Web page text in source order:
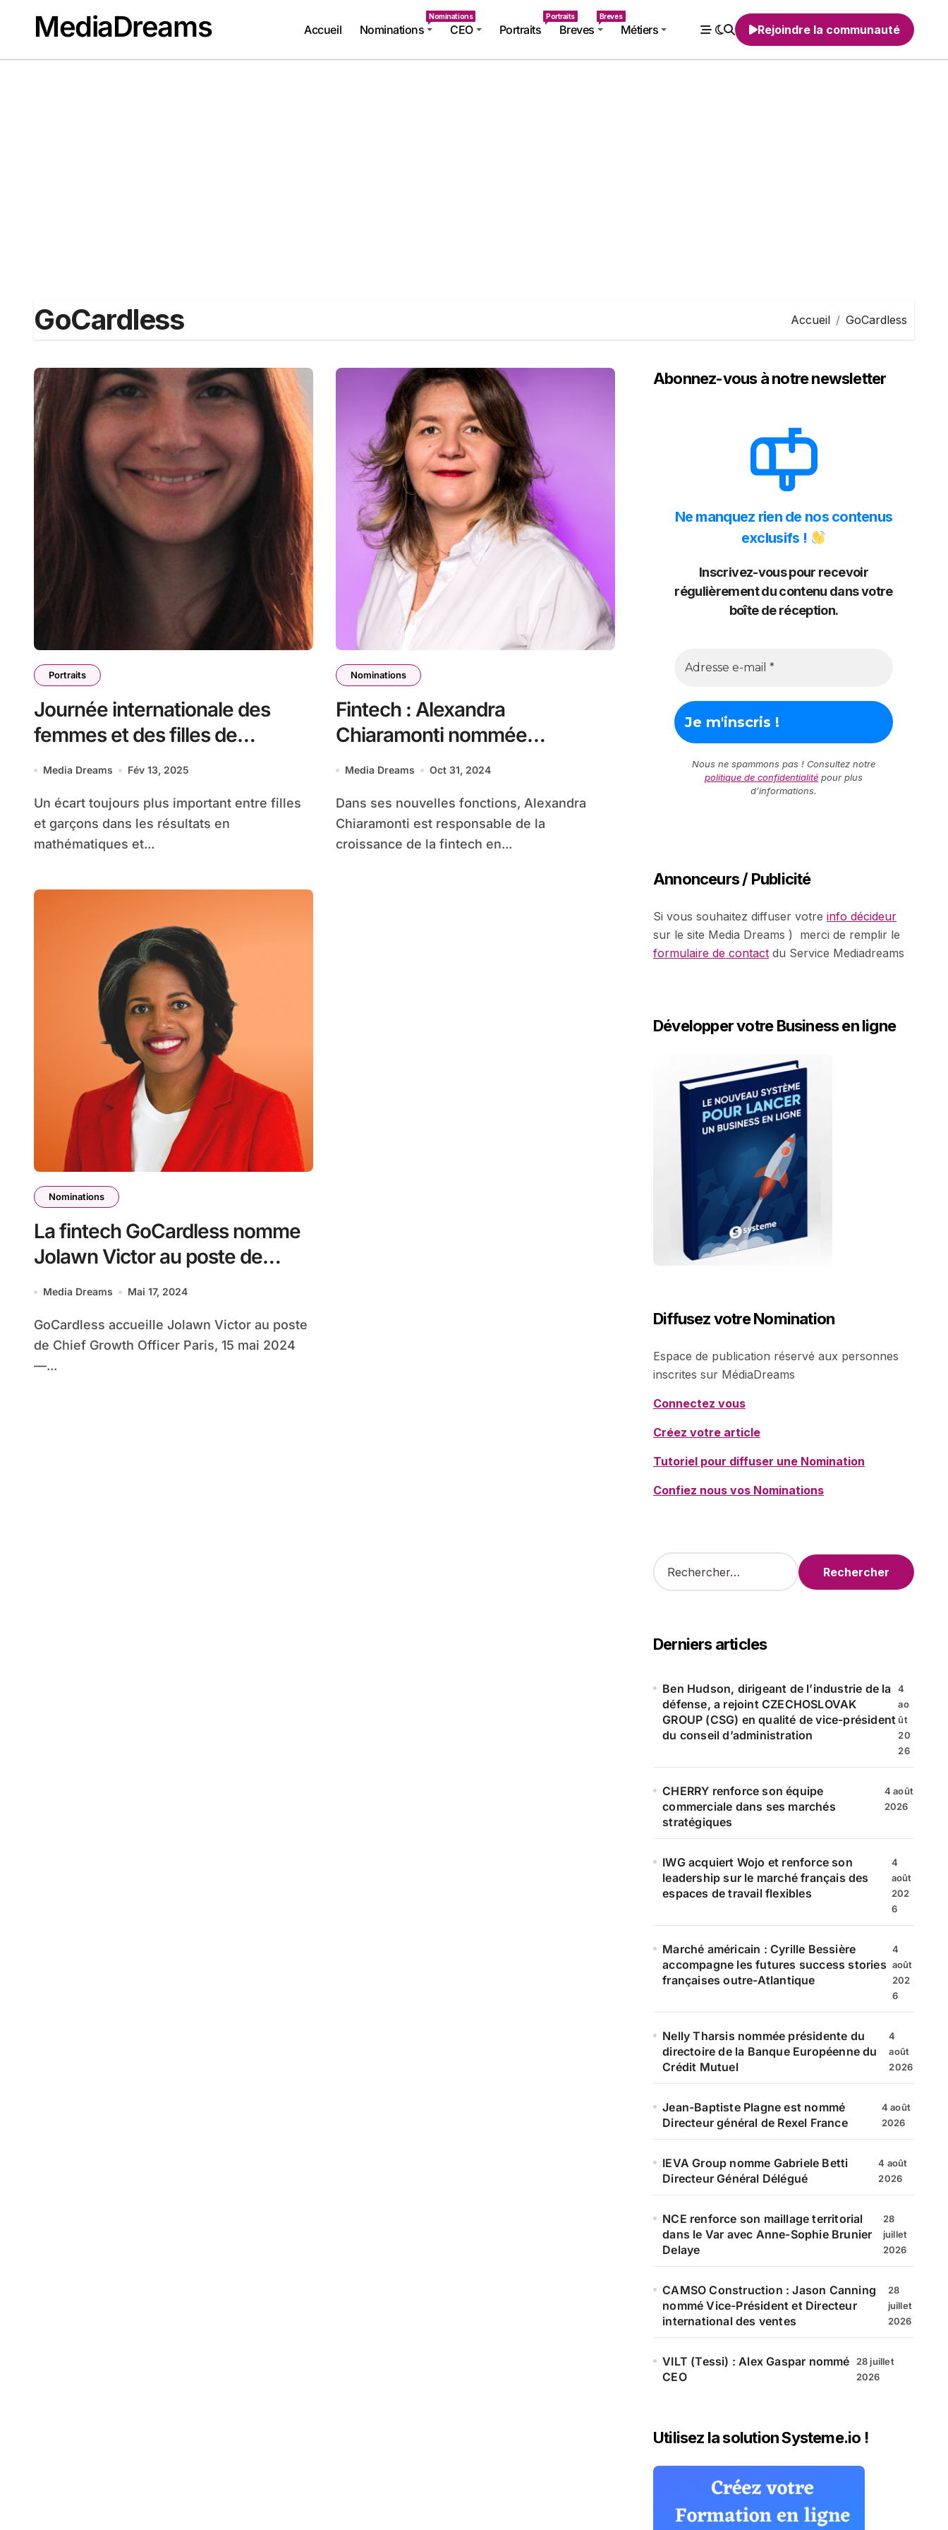
contenuMediaDreams Accueil Nominations
Nominations
CEO Portraits
Portraits
Breves
Breves
Métiers Rejoindre la communauté
GoCardless Accueil GoCardless
Portraits
Journée internationale des
femmes et des filles de
science: portrait d’Emilie
Media Dreams Fév 13, 2025
Un écart toujours plus important entre filles
et garçons dans les résultats en
mathématiques et...
Nominations
Fintech : Alexandra
Chiaramonti nommée
Directrice Générale
Media Dreams Oct 31, 2024
Dans ses nouvelles fonctions, Alexandra
Chiaramonti est responsable de la
croissance de la fintech en...
Nominations
La fintech GoCardless nomme
Jolawn Victor au poste de
Chief Growth Officer
Media Dreams Mai 17, 2024
GoCardless accueille Jolawn Victor au poste
de Chief Growth Officer Paris, 15 mai 2024
—...
Abonnez-vous à notre newsletter
Ne manquez rien de nos contenus
exclusifs !
Inscrivez-vous pour recevoir
régulièrement du contenu dans votre
boîte de réception.
Nous ne spammons pas ! Consultez notre
politique de confidentialité pour plus
d’informations.
Annonceurs / Publicité
Si vous souhaitez diffuser votre info décideur
sur le site Media Dreams ) merci de remplir le
formulaire de contact du Service Mediadreams
Développer votre Business en ligne
Diffusez votre Nomination
Espace de publication réservé aux personnes
inscrites sur MédiaDreams
Connectez vous
Créez votre article
Tutoriel pour diffuser une Nomination
Confiez nous vos Nominations
R
e
r
c
e
Derniers articles
Ben Hudson, dirigeant de l’industrie de la
défense, a rejoint CZECHOSLOVAK
GROUP (CSG) en qualité de vice-président
du conseil d’administration
4
ao
ût
20
26
CHERRY renforce son équipe
commerciale dans ses marchés
stratégiques
4 août
2026
IWG acquiert Wojo et renforce son
leadership sur le marché français des
espaces de travail flexibles
4
août
202
6
Marché américain : Cyrille Bessière
accompagne les futures success stories
françaises outre-Atlantique
4
août
202
6
Nelly Tharsis nommée présidente du
directoire de la Banque Européenne du
Crédit Mutuel
4
août
2026
Jean-Baptiste Plagne est nommé
Directeur général de Rexel France
4 août
2026
IEVA Group nomme Gabriele Betti
Directeur Général Délégué
4 août
2026
NCE renforce son maillage territorial
dans le Var avec Anne-Sophie Brunier
Delaye
28
juillet
2026
CAMSO Construction : Jason Canning
nommé Vice-Président et Directeur
international des ventes
28
juillet
2026
VILT (Tessi) : Alex Gaspar nommé
CEO
28 juillet
2026
Utilisez la solution Systeme.io !